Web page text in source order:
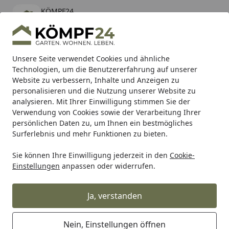
Unsere Seite verwendet Cookies und ähnliche
Technologien, um die Benutzererfahrung auf unserer
Website zu verbessern, Inhalte und Anzeigen zu
personalisieren und die Nutzung unserer Website zu
analysieren. Mit Ihrer Einwilligung stimmen Sie der
Verwendung von Cookies sowie der Verarbeitung Ihrer
persönlichen Daten zu, um Ihnen ein bestmögliches
Surferlebnis und mehr Funktionen zu bieten.
Sie können Ihre Einwilligung jederzeit in den Cookie-
Einstellungen anpassen oder widerrufen.
Ja, verstanden
Nein, Einstellungen öffnen
KÖMPF24
kostenlos - Im App Store
Hotline
Alle Produkte
Mein Konto
Suchen
Karibu Pools inkl. gratis Sandfilteranlage & Pool-
Starterset (Gesamtwert bis 468,99€)
Startseite
Alles für den Garten Carport & Garage Carports
Skan Holz Carport Friesland
557x555 cm inkl. Rück- und
Seitenwände Sparset 3